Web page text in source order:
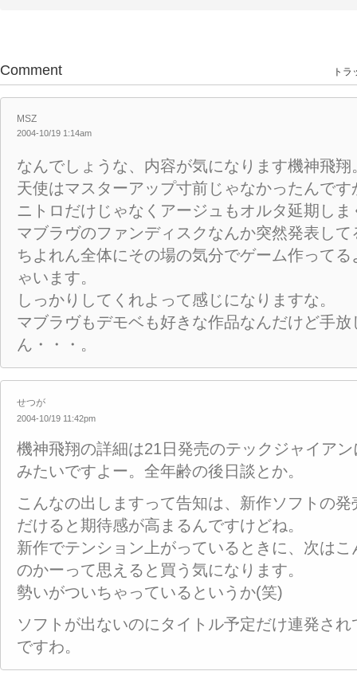
Comment トラ
MSZ
2004-10/19 1:14am
なんでしょうな、内容が気になります機神飛翔
天使はマスターアップ寸前じゃなかったんです
ニトロだけじゃなくアージュもオルタ延期しま
マブラヴのファンディスクなんか突然発表して
ちよれん全体にその場の気分でゲーム作って
ゃいます。
しっかりしてくれよって感じになりますな。
マブラヴもデモベも好きな作品なんだけど手放
ん・・・。
せつが
2004-10/19 11:42pm
機神飛翔の詳細は21日発売のテックジャイア
みたいですよー。全年齢の後日談とか。
こんなの出しますって告知は、新作ソフトの
だけると期待感が高まるんですけどね。
新作でテンション上がっているときに、次は
のかーって思えると買う気になります。
勢いがついちゃっているというか(笑)
ソフトが出ないのにタイトル予定だけ連発さ
ですわ。